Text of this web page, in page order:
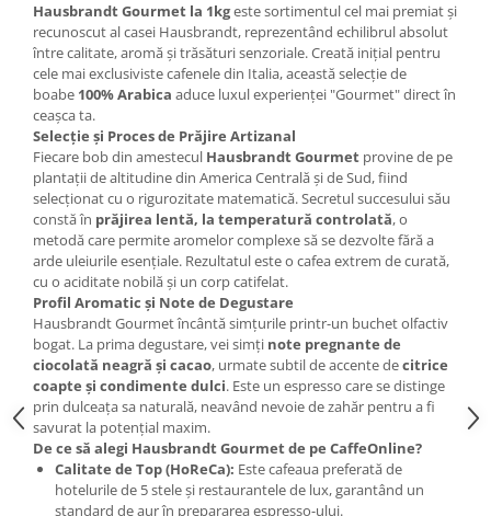
Hausbrandt Gourmet la 1kgeste sortimentul cel mai premiat și
recunoscut al casei Hausbrandt, reprezentând echilibrul absolut
între calitate, aromă și trăsături senzoriale. Creată inițial pentru
cele mai exclusiviste cafenele din Italia, această selecție de
boabe 100% Arabica aduce luxul experienței "Gourmet" direct în
ceașca ta.
Selecție și Proces de Prăjire Artizanal
Fiecare bob din amestecul Hausbrandt Gourmet provine de pe
plantații de altitudine din America Centrală și de Sud, fiind
selecționat cu o rigurozitate matematică. Secretul succesului său
constă în prăjirea lentă, la temperatură controlată, o
metodă care permite aromelor complexe să se dezvolte fără a
arde uleiurile esențiale. Rezultatul este o cafea extrem de curată,
cu o aciditate nobilă și un corp catifelat.
Profil Aromatic și Note de Degustare
Hausbrandt Gourmet încântă simțurile printr-un buchet olfactiv
bogat. La prima degustare, vei simți note pregnante de
ciocolată neagră și cacao, urmate subtil de accente decitrice
coapte și condimente dulci. Este un espresso care se distinge
prin dulceața sa naturală, neavând nevoie de zahăr pentru a fi
savurat la potențial maxim.
De ce să alegi Hausbrandt Gourmet de pe CaffeOnline?
Calitate de Top (HoReCa): Este cafeaua preferată de
hotelurile de 5 stele și restaurantele de lux, garantând un
standard de aur în prepararea espresso-ului.